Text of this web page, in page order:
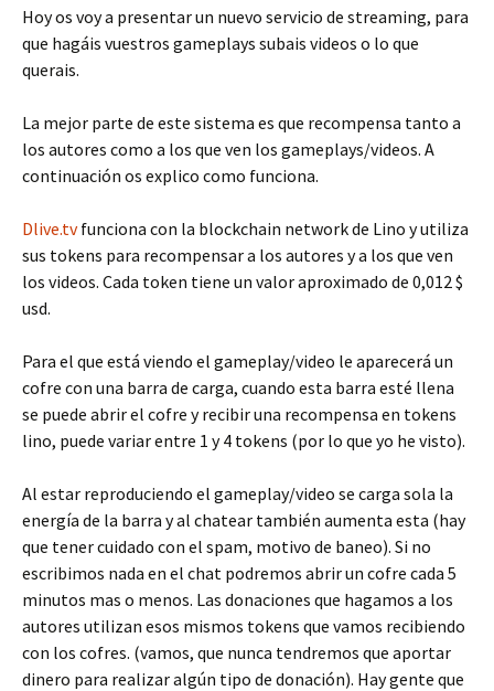
Hoy os voy a presentar un nuevo servicio de streaming, para
que hagáis vuestros gameplays subais videos o lo que
querais.
La mejor parte de este sistema es que recompensa tanto a
los autores como a los que ven los gameplays/videos. A
continuación os explico como funciona.
Dlive.tvfunciona con la blockchain network de Lino y utiliza
sus tokens para recompensar a los autores y a los que ven
los videos. Cada token tiene un valor aproximado de 0,012 $
usd.
Para el que está viendo el gameplay/video le aparecerá un
cofre con una barra de carga, cuando esta barra esté llena
se puede abrir el cofre y recibir una recompensa en tokens
lino, puede variar entre 1 y 4 tokens (por lo que yo he visto).
Al estar reproduciendo el gameplay/video se carga sola la
energía de la barra y al chatear también aumenta esta (hay
que tener cuidado con el spam, motivo de baneo). Si no
escribimos nada en el chat podremos abrir un cofre cada 5
minutos mas o menos. Las donaciones que hagamos a los
autores utilizan esos mismos tokens que vamos recibiendo
con los cofres. (vamos, que nunca tendremos que aportar
dinero para realizar algún tipo de donación). Hay gente que